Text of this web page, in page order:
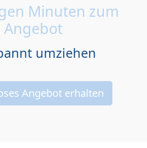
Minuten zum
Angebot
umziehen
Angebot erhalten